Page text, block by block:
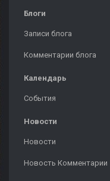
Блоги
Записи блога
Комментарии блога
Календарь
События
Новости
Новости
Новость Комментарии